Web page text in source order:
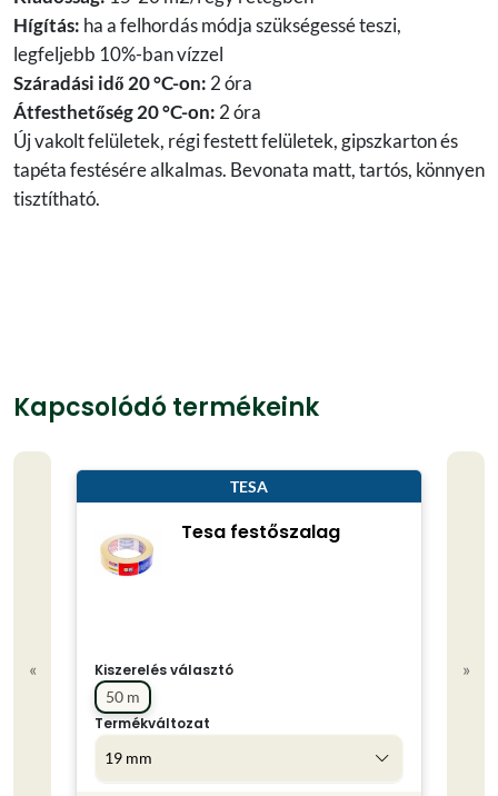
Hígítás: ha a felhordás módja szükségessé teszi,
legfeljebb 10%-ban vízzel
Száradási idő 20 °C-on: 2 óra
Átfesthetőség 20 °C-on: 2 óra
Új vakolt felületek, régi festett felületek, gipszkarton és
tapéta festésére alkalmas. Bevonata matt, tartós, könnyen
tisztítható.
Kapcsolódó termékeink
«
TESA
Tesa festőszalag
Kiszerelés választó
50 m
Termékváltozat
19 mm
»